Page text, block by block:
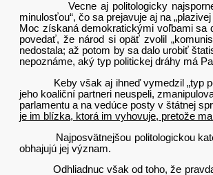
Vecne aj politologicky najspornejšie
minulosťou“, čo sa prejavuje aj na
Moc získaná demokratickými voľbami sa
povedať, že národ si opäť zvolil
nedostala; až potom by sa dalo urobiť
nepoznáme, aký typ politickej dráhy má
Keby však aj ihneď vymedzil „typ
jeho koaliční partneri neuspeli,
parlamentu a na vedúce posty v štátnej
je im blízka, ktorá im vyhovuje, pretože
Najposvätnejšou politologickou
obhajujú jej význam.
Odhliadnuc však od toho, že pravda je